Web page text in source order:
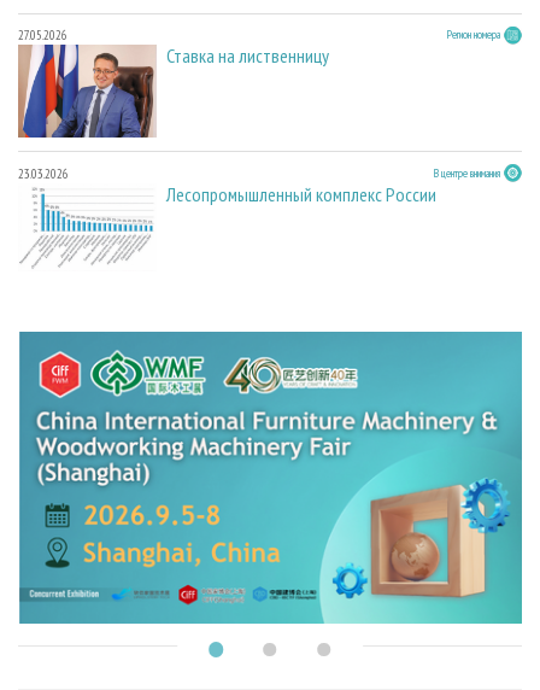
27.05.2026 Регион номера
Ставка на лиственницу
23.03.2026 В центре внимания
Лесопромышленный комплекс России